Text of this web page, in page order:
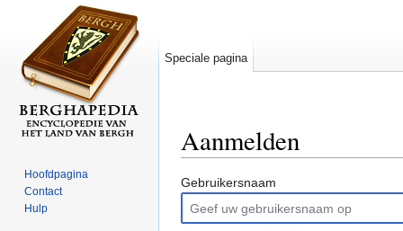
Aanmelden
Gebruikersnaam
Speciale pagina
Hoofdpagina
Contact
Hulp